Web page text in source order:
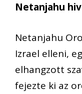
Netanjahu
Netanjahu
Izrael elleni,
elhangzott
fejezte ki az